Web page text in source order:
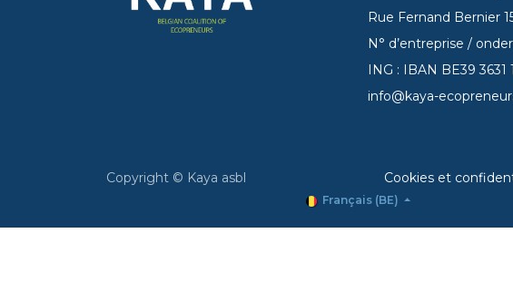
Rue Fernand Bernier
N° d’entreprise /
ING : IBAN BE393631
info@kaya-
Copyright © Kaya asbl Cookies et
Français (BE)